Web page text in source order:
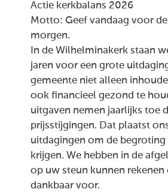
Actie kerkbalans 2026
Motto: Geef vandaag voor
morgen.
In de Wilhelminakerk staan
jaren voor een grote
gemeente niet alleen
ook financieel gezond te
uitgaven nemen jaarlijks toe
prijsstijgingen. Dat plaatst
uitdagingen om de begroting
krijgen. We hebben in de
op uw steun kunnen rekenen
dankbaar voor.